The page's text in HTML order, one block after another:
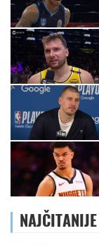
NAJČITANIJE